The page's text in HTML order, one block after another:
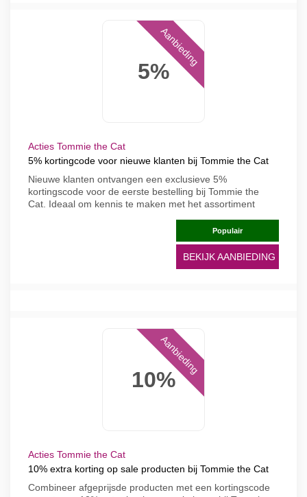
5%
Aanbieding
Acties Tommie the Cat
5% kortingcode voor nieuwe klanten bij Tommie the Cat
Nieuwe klanten ontvangen een exclusieve 5%
kortingscode voor de eerste bestelling bij Tommie the
Cat. Ideaal om kennis te maken met het assortiment
Populair
BEKIJK AANBIEDING
10%
Aanbieding
Acties Tommie the Cat
10% extra korting op sale producten bij Tommie the Cat
Combineer afgeprijsde producten met een kortingscode